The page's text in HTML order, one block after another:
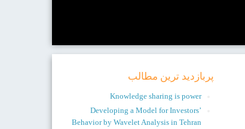
پربازدید ترین مطالب
Knowledge sharing is power
Developing a Model for Investors’
Behavior by Wavelet Analysis in Tehran